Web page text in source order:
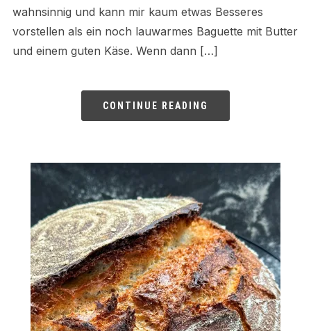
wahnsinnig und kann mir kaum etwas Besseres
vorstellen als ein noch lauwarmes Baguette mit Butter
und einem guten Käse. Wenn dann […]
CONTINUE READING